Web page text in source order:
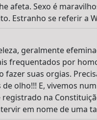
afeta. Sexo é
Estranho se referir a
geralmente
frequentados por
fazer suas orgias.
olho!!! E, vivemos
na
em nome de uma